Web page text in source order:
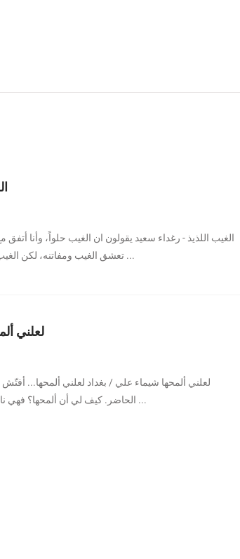
الغيب اللذيذ - رغداء سعيد يقولون ان الغيب حلواً، وأنا أتفق
تعشق الغيب ومفاتنه، لكن الغيب تكشف لي اليوم في هيئة حل ...
لعلني
لعلني ألمحها شيماء علي / بغداد لعلني ألمحها...
الحاضر. كيف لي أن ألمحها؟ فهي نائية عني، بل متمرّدة عليَّ، كأنه ...